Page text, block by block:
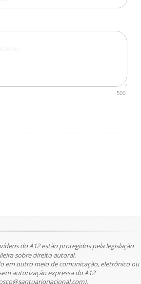
500
do A12 estão protegidos pela legislação
sobre direito autoral.
em outro meio de comunicação, eletrônico ou
autorização expressa do A12